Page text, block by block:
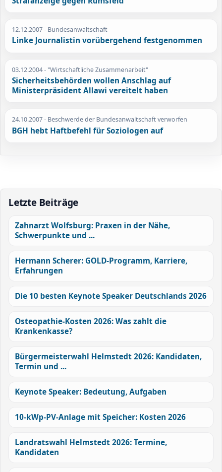
12.12.2007- Bundesanwaltschaft
Linke Journalistin vorübergehend festgenommen
03.12.2004- "Wirtschaftliche Zusammenarbeit"
Sicherheitsbehörden wollen Anschlag auf
Ministerpräsident Allawi vereitelt haben
24.10.2007- Beschwerde der Bundesanwaltschaft verworfen
BGH hebt Haftbefehl für Soziologen auf
Letzte Beiträge
Zahnarzt Wolfsburg: Praxen in der Nähe,
Schwerpunkte und ...
Hermann Scherer: GOLD-Programm, Karriere,
Erfahrungen
Die 10 besten Keynote Speaker Deutschlands 2026
Osteopathie-Kosten 2026: Was zahlt die
Krankenkasse?
Bürgermeisterwahl Helmstedt 2026: Kandidaten,
Termin und ...
Keynote Speaker: Bedeutung, Aufgaben
10-kWp-PV-Anlage mit Speicher: Kosten 2026
Landratswahl Helmstedt 2026: Termine,
Kandidaten